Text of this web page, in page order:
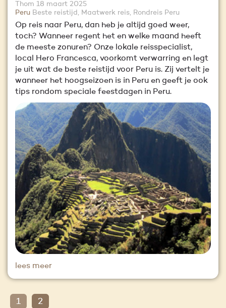
Thom 18 maart 2025
Peru Beste reistijd, Maatwerk reis, Rondreis Peru
Op reis naar Peru, dan heb je altijd goed weer,
toch? Wanneer regent het en welke maand heeft
de meeste zonuren? Onze lokale reisspecialist,
local Hero Francesca, voorkomt verwarring en legt
je uit wat de beste reistijd voor Peru is. Zij vertelt je
wanneer het hoogseizoen is in Peru en geeft je ook
tips rondom speciale feestdagen in Peru.
lees meer
1 2